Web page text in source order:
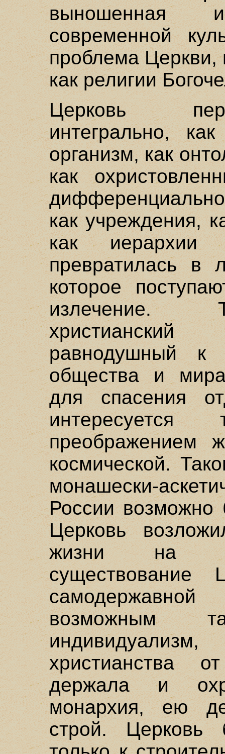
современной
проблема Церкви,
как религии
Церковь
интегрально,
организм, как
как
как учреждения,
как
превратилась в
которое
излечение.
равнодушный к
общества и
для спасения
интересуется
преображением
космической.
монашески-
России
Церковь
жизни на
существование
возможным
христианства
держала и
монархия, ею
строй.